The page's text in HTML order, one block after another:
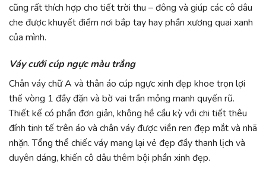
cũng rất thích hợp cho tiết trời thu – đông và giúp các cô dâu
che được khuyết điểm nơi bắp tay hay phần xương quai xanh
của mình.
Váy cưới cúp ngực màu trắng
Chân váy chữ A và thân áo cúp ngực xinh đẹp khoe trọn lợi
thế vòng 1 đầy đặn và bờ vai trần mỏng manh quyến rũ.
Thiết kế có phần đơn giản, không hề cầu kỳ với chi tiết thêu
đính tinh tế trên áo và chân váy được viền ren đẹp mắt và nhã
nhặn. Tổng thể chiếc váy mang lại vẻ đẹp đầy thanh lịch và
duyên dáng, khiến cô dâu thêm bội phần xinh đẹp.